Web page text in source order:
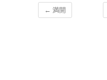
← 満開